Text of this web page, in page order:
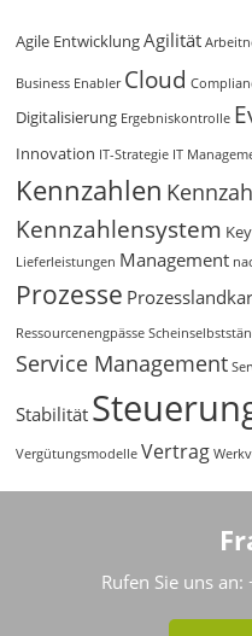
Agile EntwicklungAgilität
Business Enabler Cloud
Digitalisierung Ergebniskontrolle
Innovation IT-Strategie IT
Kennzahlen
Kennzahlensystem
Lieferleistungen Management
Prozesse
Ressourcenengpässe
Service Management
Stabilität
Vergütungsmodelle Vertrag
Rufen Sie uns